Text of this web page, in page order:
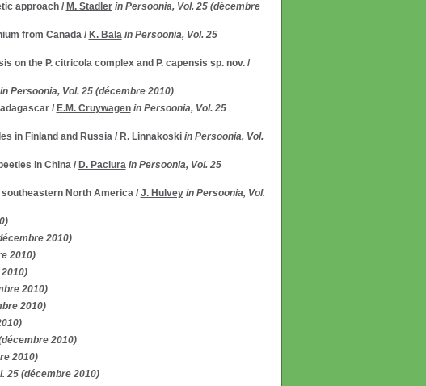
approach/ M. Stadler in Persoonia, Vol. 25 (décembre
from Canada/ K. Bala in Persoonia, Vol. 25
on the P. citricola complex and P. capensis sp. nov./
in Persoonia, Vol. 25 (décembre 2010)
/ E.M. Cruywagen in Persoonia, Vol. 25
in Finland and Russia/ R. Linnakoski in Persoonia, Vol.
in China/ D. Paciura in Persoonia, Vol. 25
North America/ J. Hulvey in Persoonia, Vol.
2010)
2010)
2010)
2010)
2010)
2010)
25 (décembre 2010)